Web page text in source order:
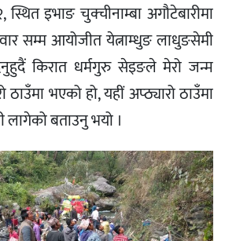
इभाङ चुक्चीनाम्बा अगौटेबारीमा
सम्म आयोजीत येत्नाम्धुङ लाधुङसेमी
किरात धर्मगुरु सेइङले मेरो जन्म
ठाउँमा भएको हो, यहीं अप्ठ्यारो ठाउँमा
बताउनु भयो ।